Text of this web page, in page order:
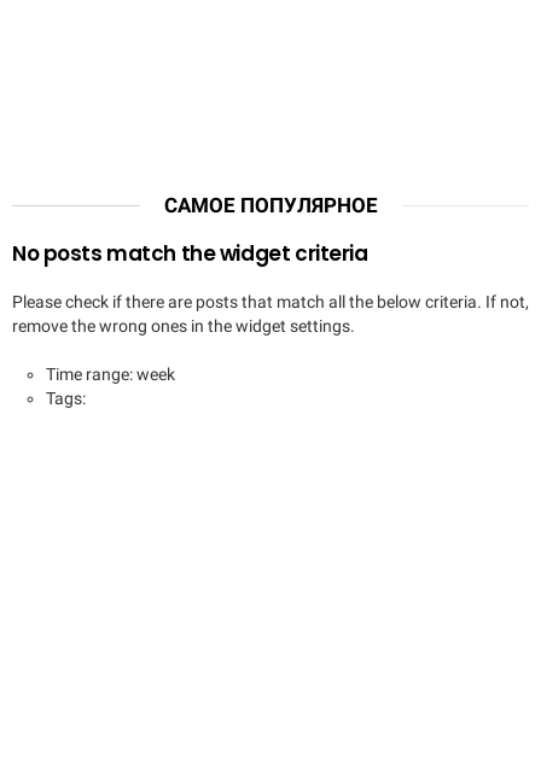
САМОЕ ПОПУЛЯРНОЕ
No posts match the widget criteria
Please check if there are posts that match all the below criteria. If not,
remove the wrong ones in the widget settings.
Time range: week
Tags: